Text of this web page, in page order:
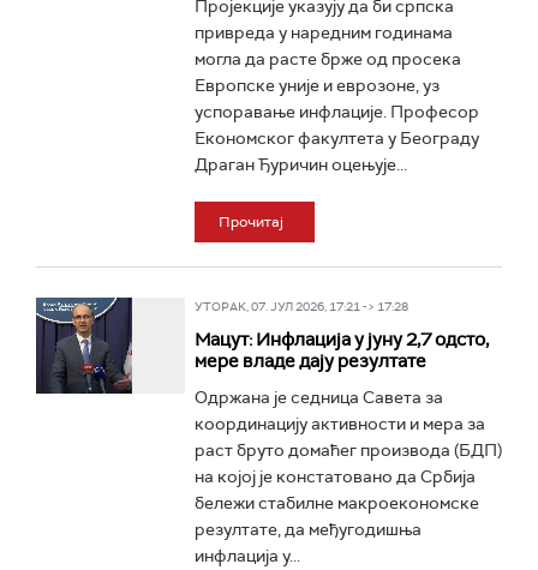
Пројекције указују да би српска
привреда у наредним годинама
могла да расте брже од просека
Европске уније и еврозоне, уз
успоравање инфлације. Професор
Економског факултета у Београду
Драган Ђуричин оцењује...
Прочитај
УТОРАК, 07. ЈУЛ 2026, 17:21 -> 17:28
Мацут: Инфлација у јуну 2,7 одсто,
мере владе дају резултате
Одржана је седница Савета за
координацију активности и мера за
раст бруто домаћег производа (БДП)
на којој је констатовано да Србија
бележи стабилне макроекономске
резултате, да међугодишња
инфлација у...